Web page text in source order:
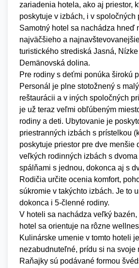
zariadenia hotela, ako aj priestor,
poskytuje v izbách, i v spoločných
Samotný hotel sa nachádza hneď
najväčšieho a
turistického strediská Jasná, Nízke
Demänovská dolina.
Pre rodiny s deťmi ponúka širokú
Personál je plne stotožnený s
reštaurácii a v iných spoločných
je už teraz veľmi obľúbeným
rodiny a deti. Ubytovanie je
priestranných izbách s prístelkou
poskytuje priestor pre dve menšie
veľkých rodinných izbách s
spálňami s jednou, dokonca aj s
Rodičia určite ocenia komfort,
súkromie v takýchto izbách. Je to
dokonca i 5-členné rodiny.
V hoteli sa nachádza veľký bazén,
hotel sa orientuje na rôzne
Kulinárske umenie v tomto hoteli je
nezabudnuteľné, prídu si na svoje
Raňajky sú podávané formou